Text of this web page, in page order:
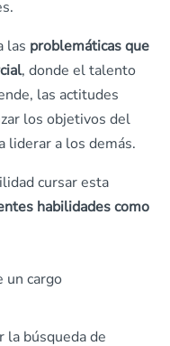
las problemáticas que
, donde el talento
las actitudes
los objetivos del
liderar a los demás.
cursar esta
habilidades como
un cargo
la búsqueda de